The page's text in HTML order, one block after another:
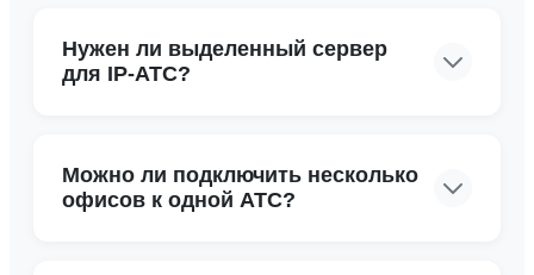
Нужен ли выделенный сервер
для IP-АТС?
Можно ли подключить несколько
офисов к одной АТС?